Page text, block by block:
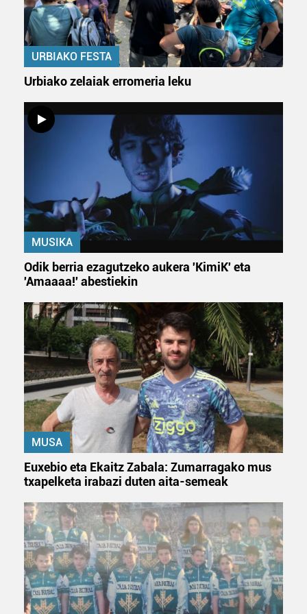
duten interes legitimoa eta horren aurka nola egin
dezakezun ikusteko.
Lortu zure datu pertsonalak prozesatzeko moduari
buruzko informazio gehiago eta ezarri zure lehentasunak
Webgune honek cookie propioak eta hirugarrenen cookie-
fitxategiak erabiltzen ditu. Zure esperientzia eta
zerbitzuak hobetzeko asmoz, cookie teknologiaz
baliatzen gara. Ohar hau onartuz gero, teknologia hori
erabiltzeko baimen esplizitua ematen diguzu.Gehiago
irakurri
URBIAKO FESTA
Urbiako zelaiak erromeria leku
MUSIKA
Odik berria ezagutzeko aukera 'KimiK' eta
'Amaaaa!' abestiekin
MUSA
Euxebio eta Ekaitz Zabala: Zumarragako mus
txapelketa irabazi duten aita-semeak